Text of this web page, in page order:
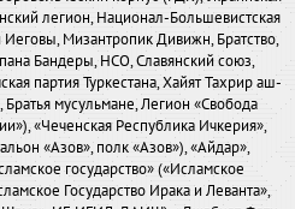
легион, Национал-Большевистская
Мизантропик Дивижн, Братство,
Бандеры, НСО, Славянский союз,
партия Туркестана, Хайят Тахрир аш-
мусульмане, Легион «Свобода
«Чеченская Республика Ичкерия»,
«Азов», полк «Азов»), «Айдар»,
государство» («Исламское
Государство Ирака и Леванта»,